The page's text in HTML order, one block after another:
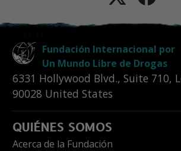
Fundación Internacional por
Un Mundo Libre de Drogas
6331 Hollywood Blvd., Suite 710,
90028 United States
QUIÉNES SOMOS
Acerca de la Fundación